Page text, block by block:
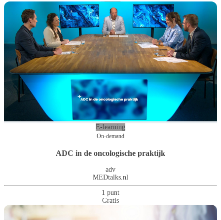
E-learning
On-demand
ADC in de oncologische praktijk
adv
MEDtalks.nl
1 punt
Gratis